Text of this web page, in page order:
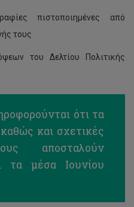
πιστοποιημένες από
τους
του Δελτίου Πολιτικής
ότι τα
και σχετικές
αποσταλούν
τα μέσα Ιουνίου